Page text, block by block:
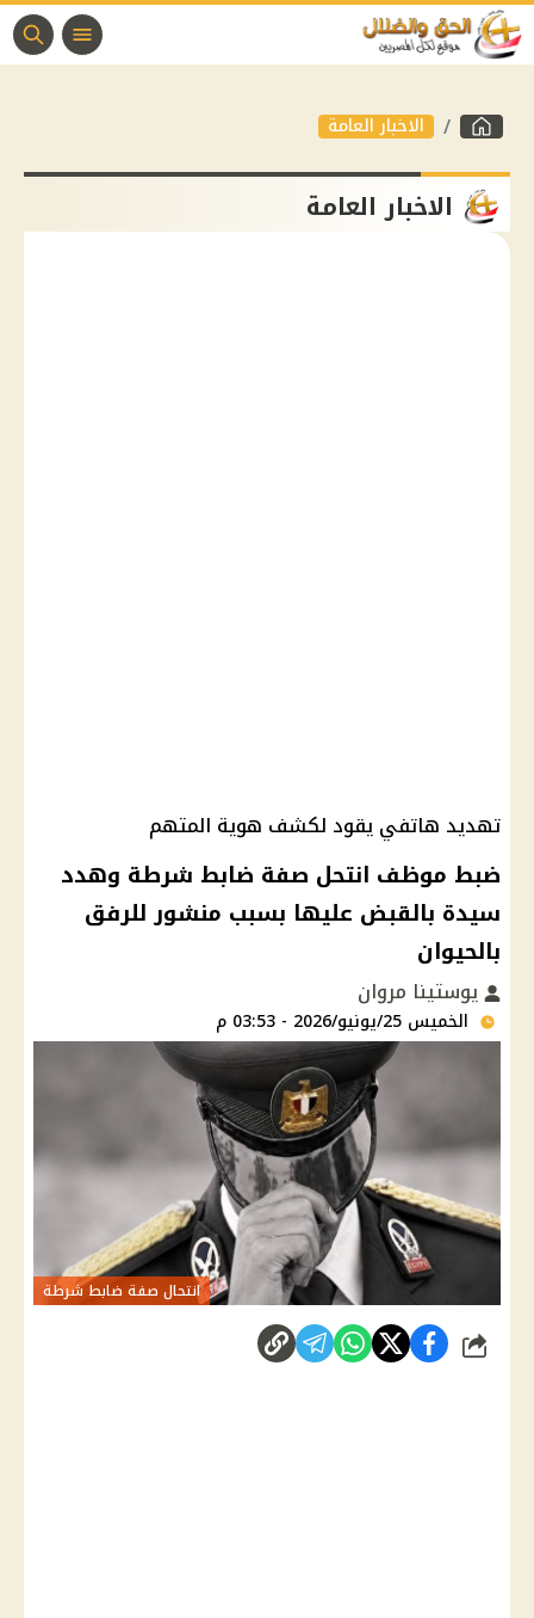
الاخبار العامة
الاخبار العامة
تهديد هاتفي يقود لكشف هوية المتهم
ضبط موظف انتحل صفة ضابط شرطة وهدد
سيدة بالقبض عليها بسبب منشور للرفق
بالحيوان
يوستينا مروان
الخميس 25/يونيو/2026 - 03:53 م
انتحال صفة ضابط شرطة
شارك